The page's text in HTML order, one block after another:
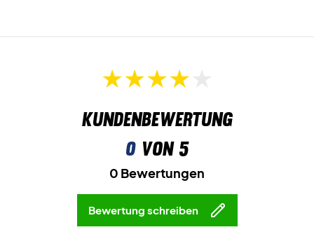
Kundenbewertung
0von 5
0 Bewertungen
Bewertung schreiben